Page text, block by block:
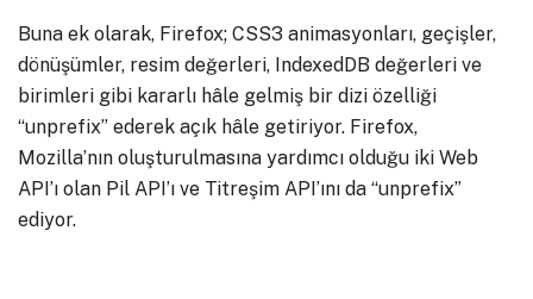
Buna ek olarak, Firefox; CSS3 animasyonları, geçişler,
dönüşümler, resim değerleri, IndexedDB değerleri ve
birimleri gibi kararlı hâle gelmiş bir dizi özelliği
“unprefix” ederek açık hâle getiriyor. Firefox,
Mozilla’nın oluşturulmasına yardımcı olduğu iki Web
API’ı olan Pil API’ı ve Titreşim API’ını da “unprefix”
ediyor.